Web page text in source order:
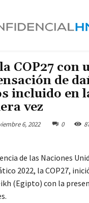
COP27 con
de
incluido en
vez
6, 2022 0
de las Naciones
2022, la COP27,
(Egipto) con la